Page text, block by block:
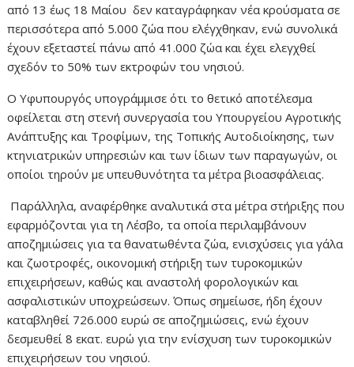
από 13 έως 18 Μαίου δεν καταγράφηκαν νέα κρούσματα σε
περισσότερα από 5.000 ζώα που ελέγχθηκαν, ενώ συνολικά
έχουν εξεταστεί πάνω από 41.000 ζώα και έχει ελεγχθεί
σχεδόν το 50% των εκτροφών του νησιού.
Ο Υφυπουργός υπογράμμισε ότι το θετικό αποτέλεσμα
οφείλεται στη στενή συνεργασία του Υπουργείου Αγροτικής
Ανάπτυξης και Τροφίμων, της Τοπικής Αυτοδιοίκησης, των
κτηνιατρικών υπηρεσιών και των ίδιων των παραγωγών, οι
οποίοι τηρούν με υπευθυνότητα τα μέτρα βιοασφάλειας.
Παράλληλα, αναφέρθηκε αναλυτικά στα μέτρα στήριξης που
εφαρμόζονται για τη Λέσβο, τα οποία περιλαμβάνουν
αποζημιώσεις για τα θανατωθέντα ζώα, ενισχύσεις για γάλα
και ζωοτροφές, οικονομική στήριξη των τυροκομικών
επιχειρήσεων, καθώς και αναστολή φορολογικών και
ασφαλιστικών υποχρεώσεων. Όπως σημείωσε, ήδη έχουν
καταβληθεί 726.000 ευρώ σε αποζημιώσεις, ενώ έχουν
δεσμευθεί 8 εκατ. ευρώ για την ενίσχυση των τυροκομικών
επιχειρήσεων του νησιού.